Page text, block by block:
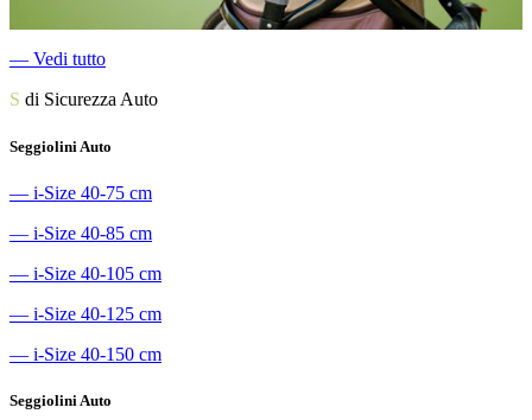
― Vedi tutto
S di Sicurezza Auto
Seggiolini Auto
― i-Size 40-75 cm
― i-Size 40-85 cm
― i-Size 40-105 cm
― i-Size 40-125 cm
― i-Size 40-150 cm
Seggiolini Auto